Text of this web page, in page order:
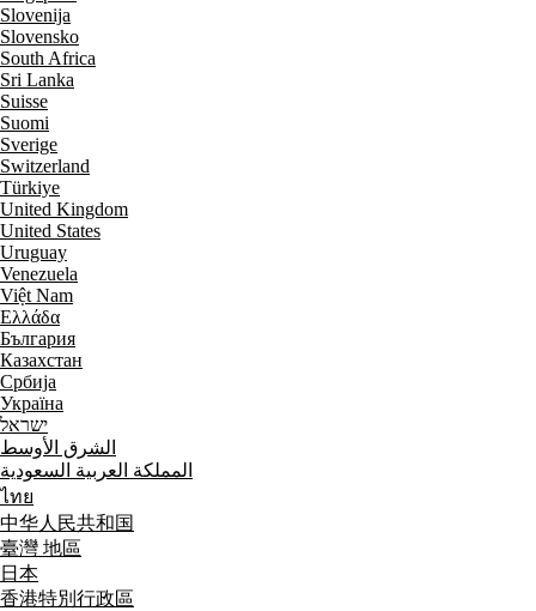
Slovenija
Slovensko
South Africa
Sri Lanka
Suisse
Suomi
Sverige
Switzerland
Türkiye
United Kingdom
United States
Uruguay
Venezuela
Việt Nam
Ελλάδα
България
Казахстан
Србија
Україна
ישראל
الشرق الأوسط
المملكة العربية السعودية
ไทย
中华人民共和国
臺灣 地區
日本
香港特別行政區